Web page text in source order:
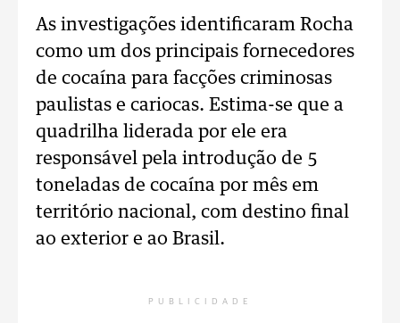
As investigações identificaram Rocha
como um dos principais fornecedores
de cocaína para facções criminosas
paulistas e cariocas. Estima-se que a
quadrilha liderada por ele era
responsável pela introdução de 5
toneladas de cocaína por mês em
território nacional, com destino final
ao exterior e ao Brasil.
PUBLICIDADE